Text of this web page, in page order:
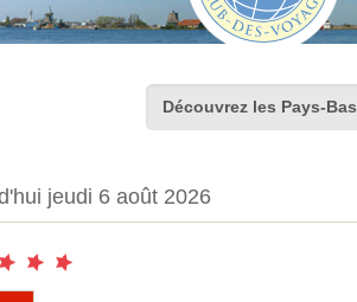
Découvrez les Pays-Bas
jeudi 6 août 2026